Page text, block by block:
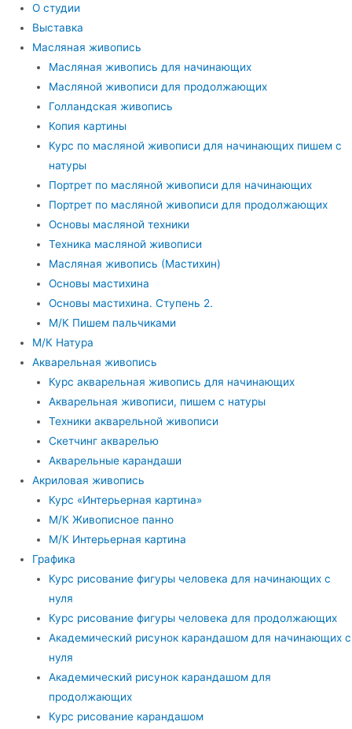
О студии
Выставка
Масляная живопись
Масляная живопись для начинающих
Масляной живописи для продолжающих
Голландская живопись
Копия картины
Курс по масляной живописи для начинающих пишем с
натуры
Портрет по масляной живописи для начинающих
Портрет по масляной живописи для продолжающих
Основы масляной техники
Техника масляной живописи
Масляная живопись (Мастихин)
Основы мастихина
Основы мастихина. Ступень 2.
М/К Пишем пальчиками
М/К Натура
Акварельная живопись
Курс акварельная живопись для начинающих
Акварельная живописи, пишем с натуры
Техники акварельной живописи
Скетчинг акварелью
Акварельные карандаши
Акриловая живопись
Курс «Интерьерная картина»
М/К Живописное панно
М/К Интерьерная картина
Графика
Курс рисование фигуры человека для начинающих с
нуля
Курс рисование фигуры человека для продолжающих
Академический рисунок карандашом для начинающих с
нуля
Академический рисунок карандашом для
продолжающих
Курс рисование карандашом